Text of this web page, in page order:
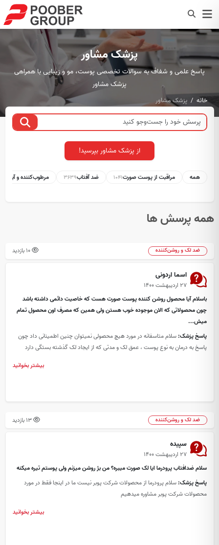
پزشک مشاور
پاسخ علمی و شفاف به سوالات تخصصی پوست، مو و زیبایی با همراهی
پزشک مشاور
خانه پزشک مشاور
از پزشک مشاور بپرسید!
همه مراقبت از پوست صورت1041 ضد آفتاب3639 مرطوب‌کننده و آبرسان
همه پرسش ها
ضد لک و روشن‌کننده 10 بازدید
اسما اردونی
۲۷ اردیبهشت ۱۴۰۰
باسلام آیا محصول روشن کننده پوست صورت هست که خاصیت دائمی داشته باشد
چون محصولاتی که الان موجوده خوب هستن ولی همین که مصرف اون محصول تمام
میش...
پاسخ پزشک: سلام متاسفانه در مورد هیچ محصولی نمیتوان چنین اطمینانی داد چون
پاسخ به درمان به نوع پوست ، عمق لک و مدتی که از ایجاد لک گذشته بستگی دارد
بیشتر بخوانید
ضد لک و روشن‌کننده 13 بازدید
سپیده
۲۷ اردیبهشت ۱۴۰۰
سلام ضدافتاب پرودرما ایا لک صورت میبره؟ من بژ روشن میزنم ولی پوستم تیره میکنه
پاسخ پزشک: سلام پرودرما از محصولات شرکت پوبر نیست ما در اینجا فقط در مورد
محصولات شرکت پوبر مشاوره میدهیم
بیشتر بخوانید